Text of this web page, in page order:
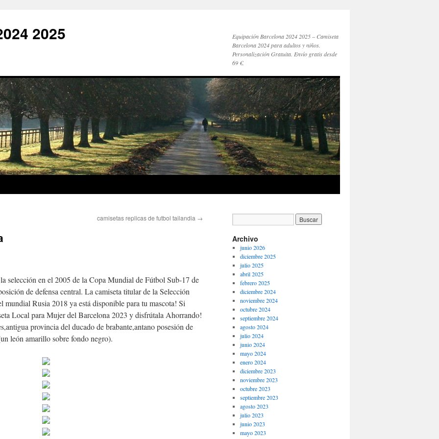
2025
Equipación Barcelona 2024 2025 – Camiseta
Barcelona 2024 para adultos y niños.
Personalización Gratuita. Envío gratis desde
69 €.
camisetas replicas de futbol tailandia →
selección en el 2005 de la Copa Mundial de Fútbol Sub-17 de
de defensa central. La camiseta titular de la Selección
mundial Rusia 2018 ya está disponible para tu mascota! Si
Local para Mujer del Barcelona 2023 y disfrútala Ahorrando!
provincia del ducado de brabante,antano posesión de
león amarillo sobre fondo negro).
Archivo
junio 2026
diciembre 2025
julio 2025
abril 2025
febrero 2025
diciembre 2024
noviembre 2024
octubre 2024
septiembre 2024
agosto 2024
julio 2024
junio 2024
mayo 2024
enero 2024
diciembre 2023
noviembre 2023
octubre 2023
septiembre 2023
agosto 2023
julio 2023
junio 2023
mayo 2023